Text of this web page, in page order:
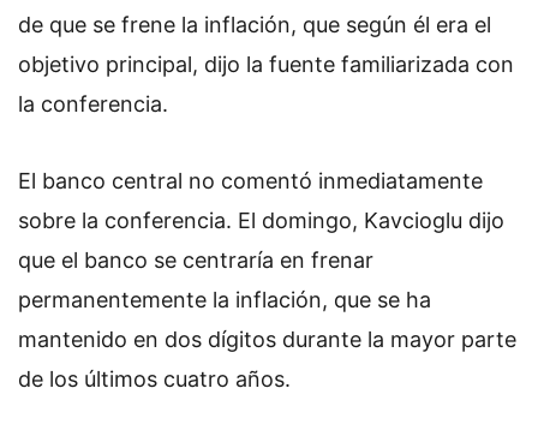
de que se frene la inflación, que según él era el
objetivo principal, dijo la fuente familiarizada con
la conferencia.
El banco central no comentó inmediatamente
sobre la conferencia. El domingo, Kavcioglu dijo
que el banco se centraría en frenar
permanentemente la inflación, que se ha
mantenido en dos dígitos durante la mayor parte
de los últimos cuatro años.